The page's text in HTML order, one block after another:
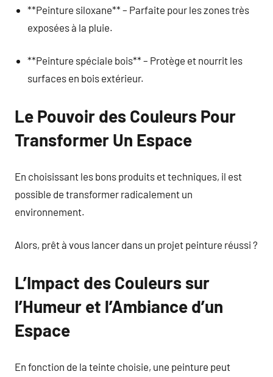
**Peinture siloxane** – Parfaite pour les zones très
exposées à la pluie.
**Peinture spéciale bois** – Protège et nourrit les
surfaces en bois extérieur.
Le Pouvoir des Couleurs Pour
Transformer Un Espace
En choisissant les bons produits et techniques, il est
possible de transformer radicalement un
environnement.
Alors, prêt à vous lancer dans un projet peinture réussi ?
L’Impact des Couleurs sur
l’Humeur et l’Ambiance d’un
Espace
En fonction de la teinte choisie, une peinture peut